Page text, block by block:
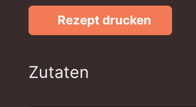
Rezept drucken
Zutaten